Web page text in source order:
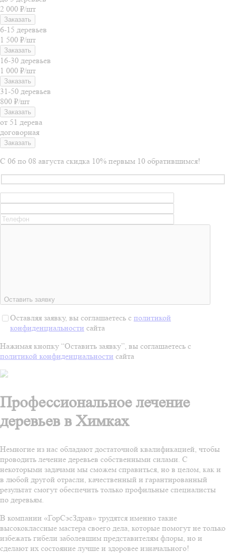
2 000 ₽/шт
Заказать
6-15 деревьев
1 500 ₽/шт
Заказать
16-30 деревьев
1 000 ₽/шт
Заказать
31-50 деревьев
800 ₽/шт
Заказать
от 51 дерева
договорная
Заказать
С 06 по 08 августа скидка 10% первым 10 обратившимся!
Оставить заявку
Оставляя заявку, вы соглашаетесь с политикой
конфиденциальности сайта
Нажимая кнопку “Оставить заявку”, вы соглашаетесь с
политикой конфиденциальности сайта
Профессиональное лечение
деревьев в Химках
Немногие из нас обладают достаточной квалификацией, чтобы
проводить лечение деревьев собственными силами. С
некоторыми задачами мы сможем справиться, но в целом, как и
в любой другой отрасли, качественный и гарантированный
результат смогут обеспечить только профильные специалисты
по деревьям.
В компании «ГорСэсЗдрав» трудятся именно такие
высококлассные мастера своего дела, которые помогут не только
избежать гибели заболевшим представителям флоры, но и
сделают их состояние лучше и здоровее изначального!